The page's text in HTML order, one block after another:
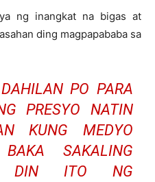
ng inangkat na bigas at
ding magpapababa sa
PO PARA
PRESYO NATIN
KUNG MEDYO
SAKALING
DIN ITO NG